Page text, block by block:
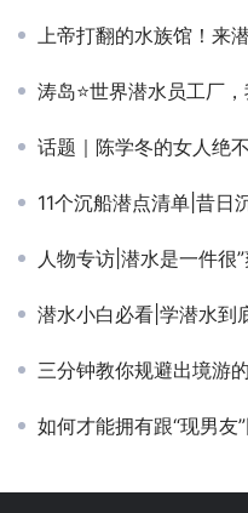
上帝打翻的水族馆！来
涛岛⭐世界潜水员工厂
话题｜陈学冬的女人绝不
11个沉船潜点清单|昔日
人物专访|潜水是一件很”
潜水小白必看|学潜水到
三分钟教你规避出境游
如何才能拥有跟“现男友”同